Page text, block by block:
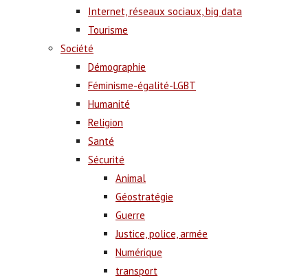
Internet, réseaux sociaux, big data
Tourisme
Société
Démographie
Féminisme-égalité-LGBT
Humanité
Religion
Santé
Sécurité
Animal
Géostratégie
Guerre
Justice, police, armée
Numérique
transport